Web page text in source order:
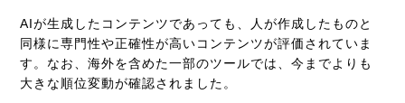
AIが生成したコンテンツであっても、人が作成したものと
同様に専門性や正確性が高いコンテンツが評価されていま
す。なお、海外を含めた一部のツールでは、今までよりも
大きな順位変動が確認されました。